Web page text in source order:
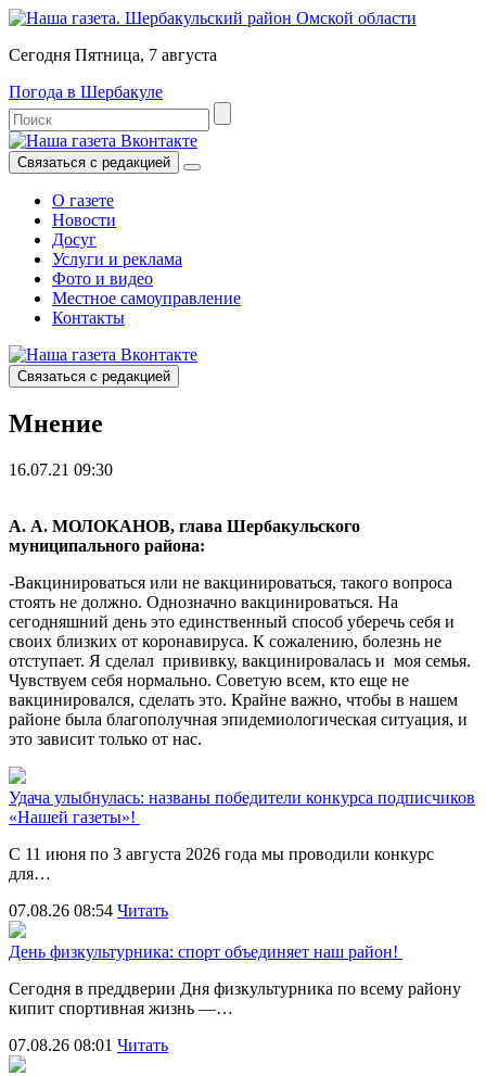
Сегодня Пятница, 7 августа
Погода в Шербакуле
Связаться с редакцией
О газете
Новости
Досуг
Услуги и реклама
Фото и видео
Местное самоуправление
Контакты
Связаться с редакцией
Мнение
16.07.21 09:30
А. А. МОЛОКАНОВ, глава Шербакульского
муниципального района:
-Вакцинироваться или не вакцинироваться, такого вопроса
стоять не должно. Однозначно вакцинироваться. На
сегодняшний день это единственный способ уберечь себя и
своих близких от коронавируса. К сожалению, болезнь не
отступает. Я сделал прививку, вакцинировалась и моя семья.
Чувствуем себя нормально. Советую всем, кто еще не
вакцинировался, сделать это. Крайне важно, чтобы в нашем
районе была благополучная эпидемиологическая ситуация, и
это зависит только от нас.
Удача улыбнулась: названы победители конкурса подписчиков
«Нашей газеты»!
С 11 июня по 3 августа 2026 года мы проводили конкурс
для…
07.08.26 08:54 Читать
День физкультурника: спорт объединяет наш район!
Сегодня в преддверии Дня физкультурника по всему району
кипит спортивная жизнь —…
07.08.26 08:01 Читать